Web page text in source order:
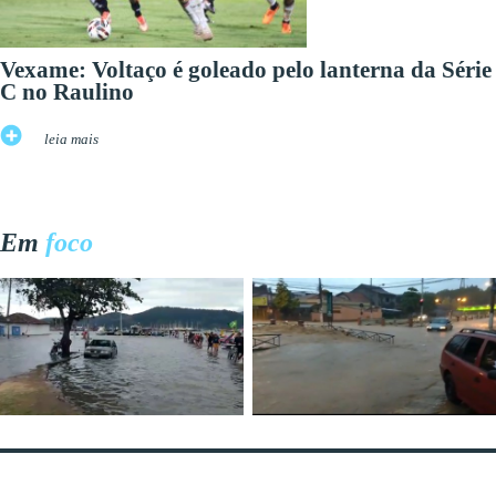
Vexame: Voltaço é goleado pelo lanterna da Série
C no Raulino
leia mais
Em foco